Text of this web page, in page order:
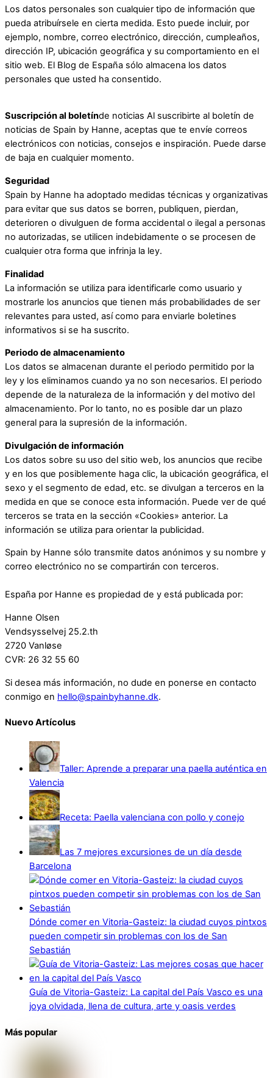
Los datos personales son cualquier tipo de información que
pueda atribuírsele en cierta medida. Esto puede incluir, por
ejemplo, nombre, correo electrónico, dirección, cumpleaños,
dirección IP, ubicación geográfica y su comportamiento en el
sitio web. El Blog de España sólo almacena los datos
personales que usted ha consentido.
Suscripción al boletínde noticias Al suscribirte al boletín de
noticias de Spain by Hanne, aceptas que te envíe correos
electrónicos con noticias, consejos e inspiración. Puede darse
de baja en cualquier momento.
Seguridad
Spain by Hanne ha adoptado medidas técnicas y organizativas
para evitar que sus datos se borren, publiquen, pierdan,
deterioren o divulguen de forma accidental o ilegal a personas
no autorizadas, se utilicen indebidamente o se procesen de
cualquier otra forma que infrinja la ley.
Finalidad
La información se utiliza para identificarle como usuario y
mostrarle los anuncios que tienen más probabilidades de ser
relevantes para usted, así como para enviarle boletines
informativos si se ha suscrito.
Periodo de almacenamiento
Los datos se almacenan durante el periodo permitido por la
ley y los eliminamos cuando ya no son necesarios. El periodo
depende de la naturaleza de la información y del motivo del
almacenamiento. Por lo tanto, no es posible dar un plazo
general para la supresión de la información.
Divulgación de información
Los datos sobre su uso del sitio web, los anuncios que recibe
y en los que posiblemente haga clic, la ubicación geográfica, el
sexo y el segmento de edad, etc. se divulgan a terceros en la
medida en que se conoce esta información. Puede ver de qué
terceros se trata en la sección «Cookies» anterior. La
información se utiliza para orientar la publicidad.
Spain by Hanne sólo transmite datos anónimos y su nombre y
correo electrónico no se compartirán con terceros.
España por Hanne es propiedad de y está publicada por:
Hanne Olsen
Vendsysselvej 25.2.th
2720 Vanløse
CVR: 26 32 55 60
Si desea más información, no dude en ponerse en contacto
conmigo en hello@spainbyhanne.dk.
Nuevo Artícolus
Taller: Aprende a preparar una paella auténtica en
Valencia
Receta: Paella valenciana con pollo y conejo
Las 7 mejores excursiones de un día desde
Barcelona
Dónde comer en Vitoria-Gasteiz: la ciudad cuyos pintxos
pueden competir sin problemas con los de San
Sebastián
Guía de Vitoria-Gasteiz: La capital del País Vasco es una
joya olvidada, llena de cultura, arte y oasis verdes
Más popular